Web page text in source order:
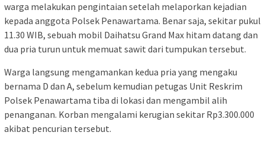
warga melakukan pengintaian setelah melaporkan kejadian
kepada anggota Polsek Penawartama. Benar saja, sekitar pukul
11.30 WIB, sebuah mobil Daihatsu Grand Max hitam datang dan
dua pria turun untuk memuat sawit dari tumpukan tersebut.
Warga langsung mengamankan kedua pria yang mengaku
bernama D dan A, sebelum kemudian petugas Unit Reskrim
Polsek Penawartama tiba di lokasi dan mengambil alih
penanganan. Korban mengalami kerugian sekitar Rp3.300.000
akibat pencurian tersebut.